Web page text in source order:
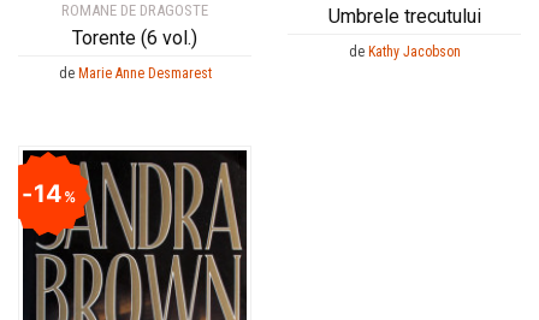
ROMANE DE DRAGOSTE
Torente (6 vol.)
de Marie Anne Desmarest
Umbrele trecutului
de Kathy Jacobson
14%